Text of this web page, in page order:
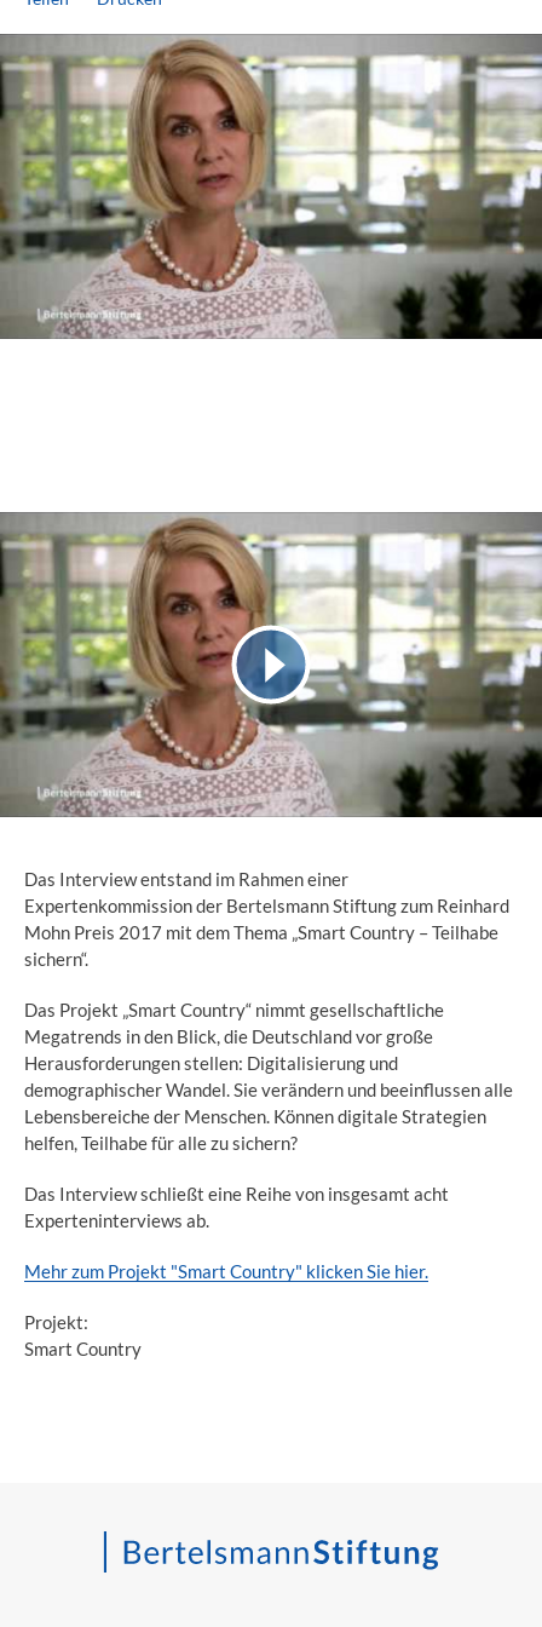
Das Interview entstand im Rahmen einer
Expertenkommission der Bertelsmann Stiftung zum Reinhard
Mohn Preis 2017 mit dem Thema „Smart Country – Teilhabe
sichern“.
Das Projekt „Smart Country“ nimmt gesellschaftliche
Megatrends in den Blick, die Deutschland vor große
Herausforderungen stellen: Digitalisierung und
demographischer Wandel. Sie verändern und beeinflussen alle
Lebensbereiche der Menschen. Können digitale Strategien
helfen, Teilhabe für alle zu sichern?
Das Interview schließt eine Reihe von insgesamt acht
Experteninterviews ab.
Mehr zum Projekt "Smart Country" klicken Sie hier.
Projekt:
Smart Country